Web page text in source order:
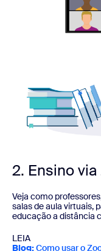
2. Ensino
Veja como
salas de aula virtuais,
educação a distância
LEIA
Blog:Como usar o